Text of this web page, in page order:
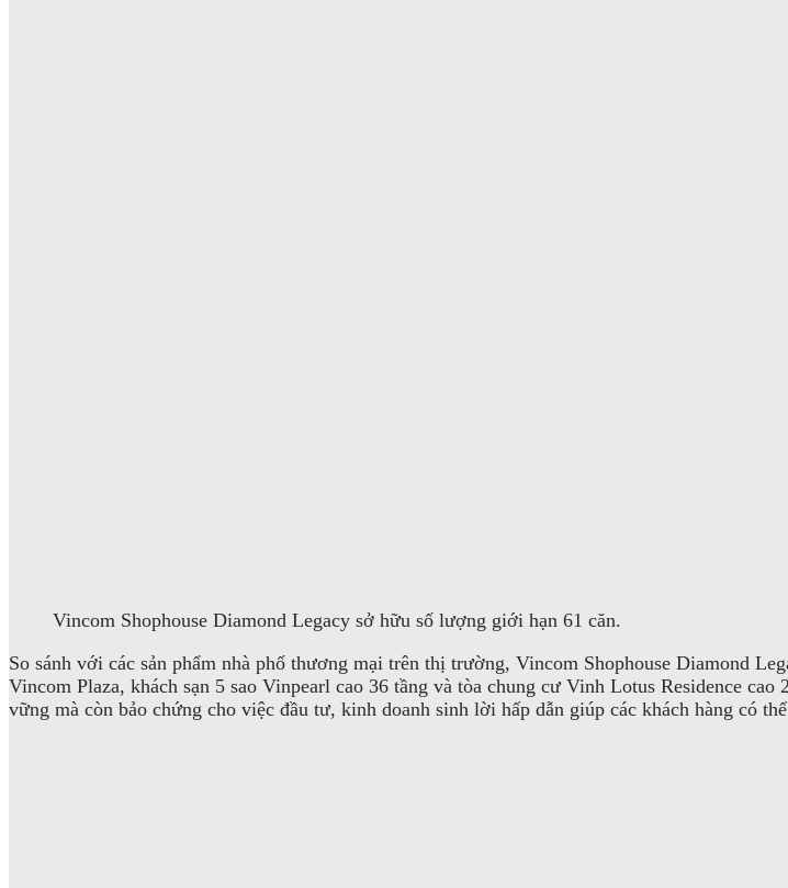
Vincom Shophouse Diamond Legacy sở hữu số lượng giới hạn 61 căn.
So sánh với các sản phẩm nhà phố thương mại trên thị trường, Vincom Shophouse Diamond
Vincom Plaza, khách sạn 5 sao Vinpearl cao 36 tầng và tòa chung cư Vinh Lotus Residence
vững mà còn bảo chứng cho việc đầu tư, kinh doanh sinh lời hấp dẫn giúp các khách hàng có